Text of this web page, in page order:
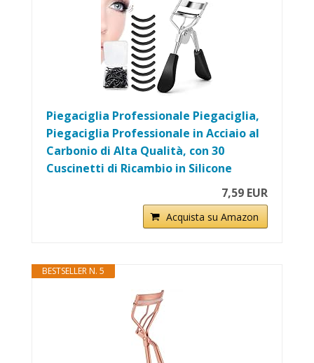
Piegaciglia Professionale Piegaciglia,
Piegaciglia Professionale in Acciaio al
Carbonio di Alta Qualità, con 30
Cuscinetti di Ricambio in Silicone
7,59 EUR
Acquista su Amazon
BESTSELLER N. 5